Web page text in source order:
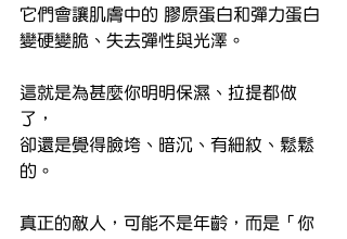
它們會讓肌膚中的 膠原蛋白和彈力蛋白
變硬變脆、失去彈性與光澤。
這就是為甚麼你明明保濕、拉提都做
了，
卻還是覺得臉垮、暗沉、有細紋、鬆鬆
的。
真正的敵人，可能不是年齡，而是「你